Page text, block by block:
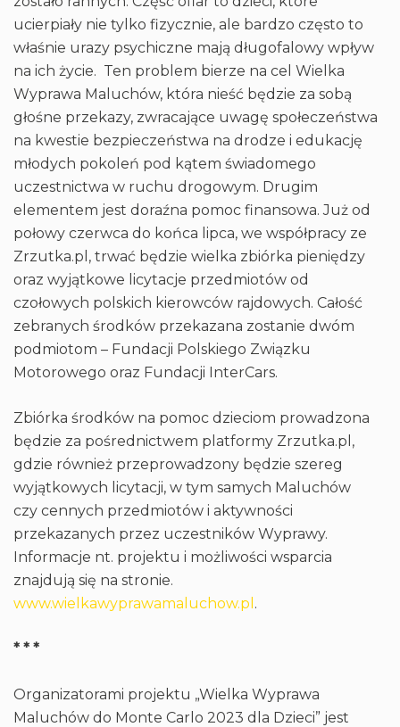
ucierpiały nie tylko fizycznie, ale bardzo często to
właśnie urazy psychiczne mają długofalowy wpływ
na ich życie. Ten problem bierze na cel Wielka
Wyprawa Maluchów, która nieść będzie za sobą
głośne przekazy, zwracające uwagę społeczeństwa
na kwestie bezpieczeństwa na drodze i edukację
młodych pokoleń pod kątem świadomego
uczestnictwa w ruchu drogowym. Drugim
elementem jest doraźna pomoc finansowa. Już od
połowy czerwca do końca lipca, we współpracy ze
Zrzutka.pl, trwać będzie wielka zbiórka pieniędzy
oraz wyjątkowe licytacje przedmiotów od
czołowych polskich kierowców rajdowych. Całość
zebranych środków przekazana zostanie dwóm
podmiotom – Fundacji Polskiego Związku
Motorowego oraz Fundacji InterCars.
Zbiórka środków na pomoc dzieciom prowadzona
będzie za pośrednictwem platformy Zrzutka.pl,
gdzie również przeprowadzony będzie szereg
wyjątkowych licytacji, w tym samych Maluchów
czy cennych przedmiotów i aktywności
przekazanych przez uczestników Wyprawy.
Informacje nt. projektu i możliwości wsparcia
znajdują się na stronie.
www.wielkawyprawamaluchow.pl .
* * *
Organizatorami projektu „Wielka Wyprawa
Maluchów do Monte Carlo 2023 dla Dzieci” jest